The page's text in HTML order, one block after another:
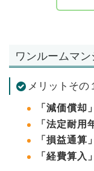
ワンルームマ
メリットその
「減価償却」
「法定耐用
「損益通算」
「経費算入」